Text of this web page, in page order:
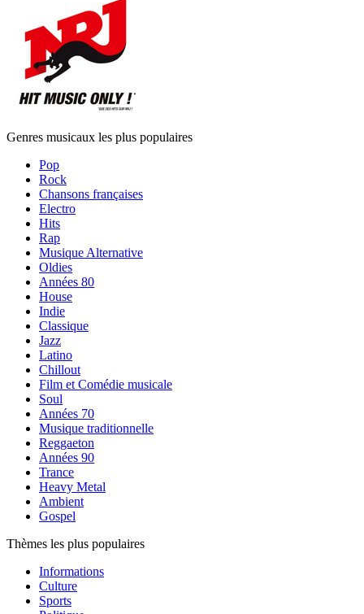
Genres musicaux les plus populaires
Pop
Rock
Chansons françaises
Electro
Hits
Rap
Musique Alternative
Oldies
Années 80
House
Indie
Classique
Jazz
Latino
Chillout
Film et Comédie musicale
Soul
Années 70
Musique traditionnelle
Reggaeton
Années 90
Trance
Heavy Metal
Ambient
Gospel
Thèmes les plus populaires
Informations
Culture
Sports